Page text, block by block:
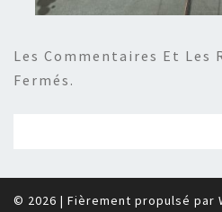
Les Commentaires Et Les
Fermés.
© 2026 | Fièrement propulsé par